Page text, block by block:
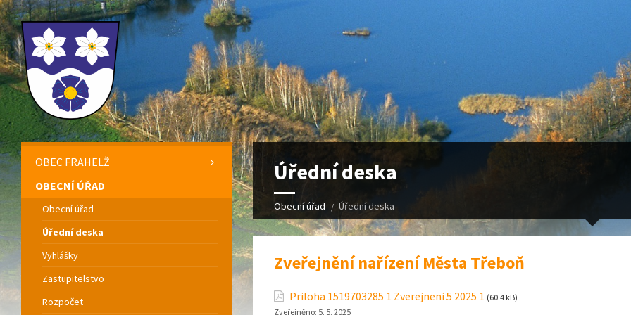
Úřední deska
Obecní úřad Úřední deska
Zveřejnění nařízení Města Třeboň
Priloha 1519703285 1 Zverejneni 5 2025 1 (60.4 kB)
Zveřejněno: 5. 5. 2025
OBEC FRAHELŽ
OBECNÍ ÚŘAD
Obecní úřad
Úřední deska
Vyhlášky
Zastupitelstvo
Rozpočet